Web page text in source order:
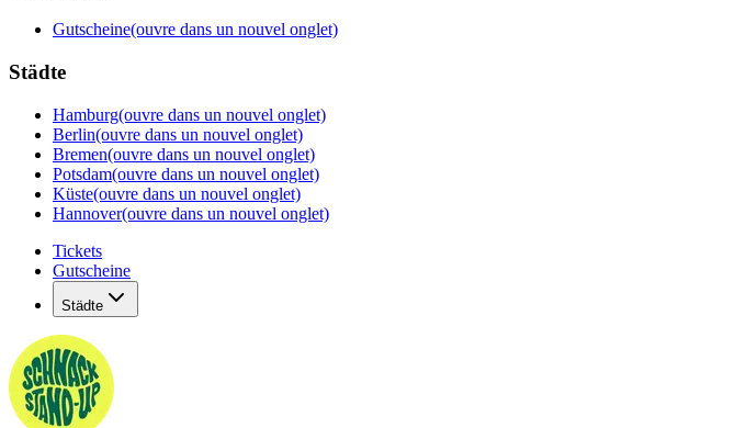
Gutscheine(ouvre dans un nouvel onglet)
Städte
Hamburg(ouvre dans un nouvel onglet)
Berlin(ouvre dans un nouvel onglet)
Bremen(ouvre dans un nouvel onglet)
Potsdam(ouvre dans un nouvel onglet)
Küste(ouvre dans un nouvel onglet)
Hannover(ouvre dans un nouvel onglet)
Tickets
Gutscheine
Städte